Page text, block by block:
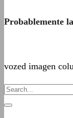
Probablemente
vozed imagen